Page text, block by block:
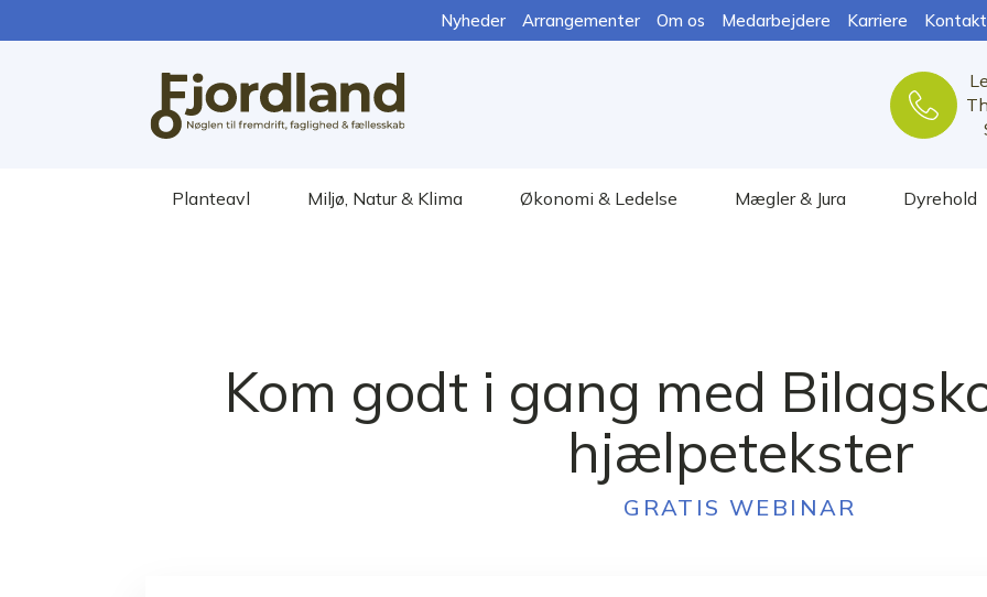
Nyheder Arrangementer Om os Medarbejdere Karriere Kontakt
Planteavl Miljø, Natur & Klima Økonomi & Ledelse Mægler & Jura Dyrehold
Kom godt i gang med
hjælpetekster
GRATIS WEBINAR